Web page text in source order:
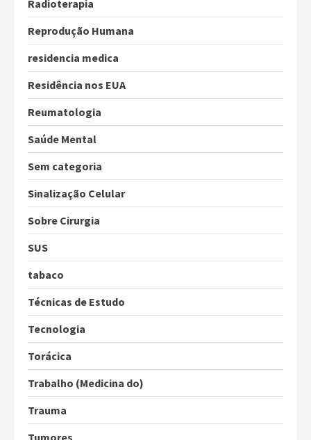
Radioterapia
Reprodução Humana
residencia medica
Residência nos EUA
Reumatologia
Saúde Mental
Sem categoria
Sinalização Celular
Sobre Cirurgia
SUS
tabaco
Técnicas de Estudo
Tecnologia
Torácica
Trabalho (Medicina do)
Trauma